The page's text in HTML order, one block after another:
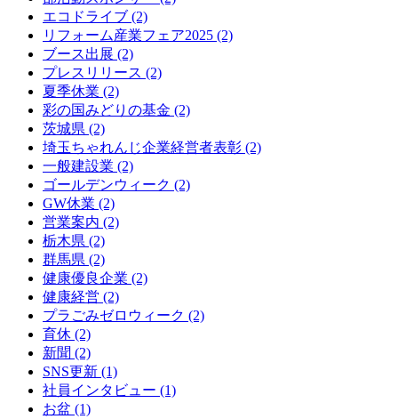
エコドライブ (2)
リフォーム産業フェア2025 (2)
ブース出展 (2)
プレスリリース (2)
夏季休業 (2)
彩の国みどりの基金 (2)
茨城県 (2)
埼玉ちゃれんじ企業経営者表彰 (2)
一般建設業 (2)
ゴールデンウィーク (2)
GW休業 (2)
営業案内 (2)
栃木県 (2)
群馬県 (2)
健康優良企業 (2)
健康経営 (2)
プラごみゼロウィーク (2)
育休 (2)
新聞 (2)
SNS更新 (1)
社員インタビュー (1)
お盆 (1)